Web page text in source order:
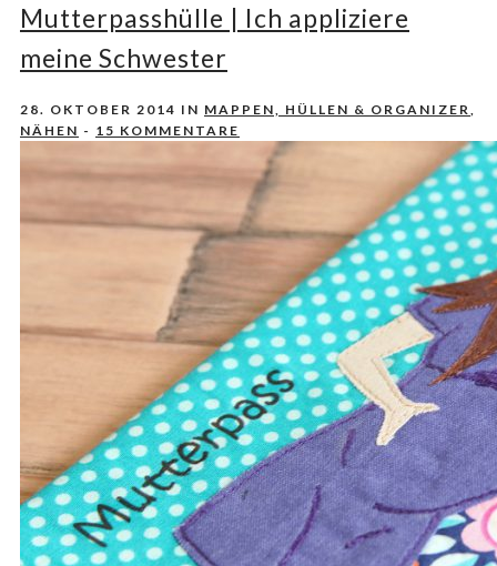
Mutterpasshülle | Ich appliziere
meine Schwester
28. OKTOBER 2014 IN MAPPEN, HÜLLEN & ORGANIZER,
NÄHEN - 15 KOMMENTARE